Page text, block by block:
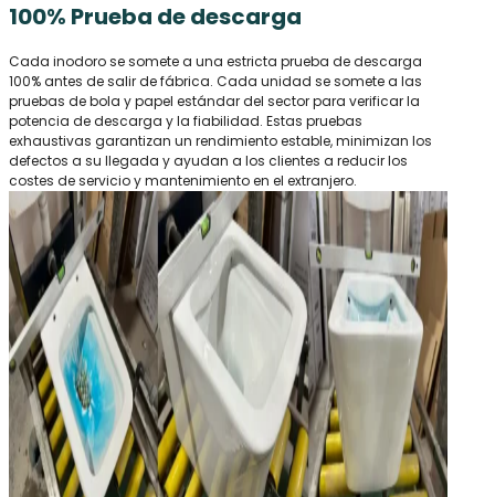
100% Prueba de descarga
Cada inodoro se somete a una estricta prueba de descarga
100% antes de salir de fábrica. Cada unidad se somete a las
pruebas de bola y papel estándar del sector para verificar la
potencia de descarga y la fiabilidad. Estas pruebas
exhaustivas garantizan un rendimiento estable, minimizan los
defectos a su llegada y ayudan a los clientes a reducir los
costes de servicio y mantenimiento en el extranjero.